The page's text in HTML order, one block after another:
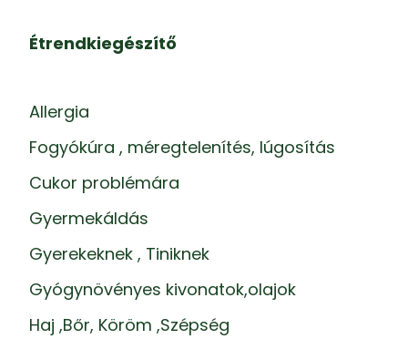
Étrendkiegészítő
Allergia
Fogyókúra , méregtelenítés, lúgosítás
Cukor problémára
Gyermekáldás
Gyerekeknek , Tiniknek
Gyógynövényes kivonatok,olajok
Haj ,Bőr, Köröm ,Szépség